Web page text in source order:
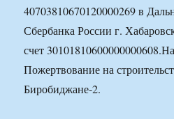
40703810670120000269 в
Сбербанка России г.
счет
Пожертвование на
Биробиджане-2.